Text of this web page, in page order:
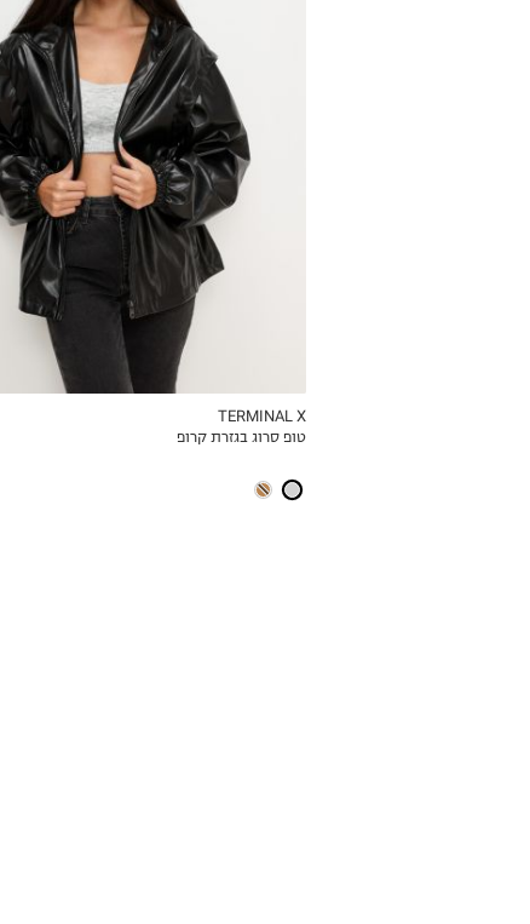
הרשמה
אני רוצה לקבל מטרמינל איקס מידע ופרסום על הטבות,
עדכונים וקולקציות חדשות באמצעי התקשרות
והטכנולוגיה השונים כגון: דוא"ל/ סמס/ וואטסאפ ועוד.
ידוע לי כי באפשרותי לבטל את ההסכמה בכל עת באיזור
האישי או בפנייה לsupport@terminalx.com. למידע
נוסף על אופן השימוש במידע האישי ראו אתמדיניות
MY LIST
TERMINAL X
טופ סרוג בגזרת קרופ